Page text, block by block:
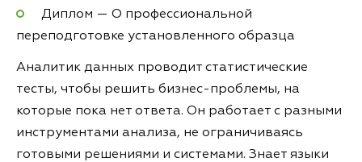
Диплом — О профессиональной
переподготовке установленного образца
Аналитик данных проводит статистические
тесты, чтобы решить бизнес-проблемы, на
которые пока нет ответа. Он работает с разными
инструментами анализа, не ограничиваясь
готовыми решениями и системами. Знает языки